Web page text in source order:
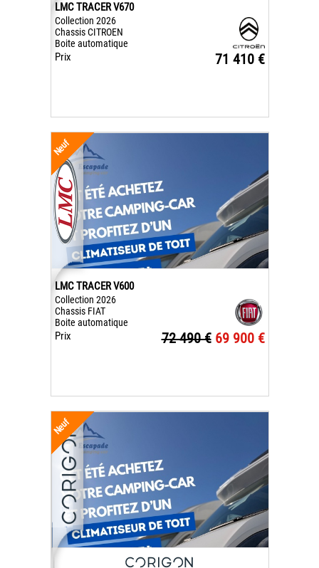
LMC TRACER V670
Collection 2026
Chassis CITROEN
Boite automatique
Prix 71 410 €
Neuf
LMC TRACER V600
Collection 2026
Chassis FIAT
Boite automatique
Prix 72 490 € 69 900 €
Neuf